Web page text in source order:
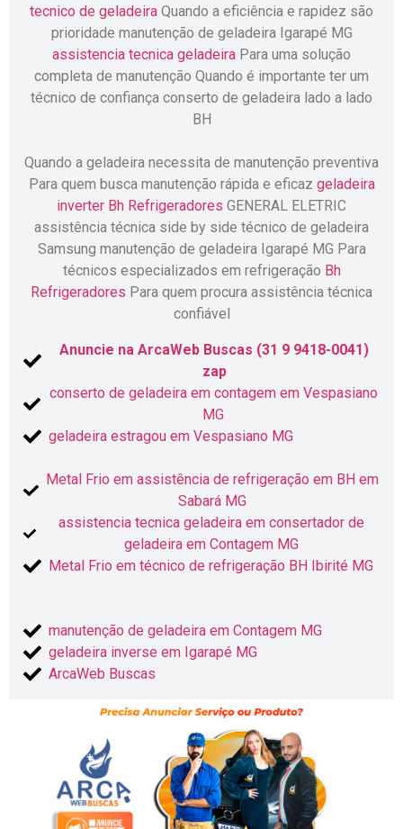
tecnico de geladeira Quando a eficiência e rapidez são
prioridade manutenção de geladeira Igarapé MG
assistencia tecnica geladeira Para uma solução
completa de manutenção Quando é importante ter um
técnico de confiança conserto de geladeira lado a lado
BH
Quando a geladeira necessita de manutenção preventiva
Para quem busca manutenção rápida e eficaz geladeira
inverter Bh Refrigeradores GENERAL ELETRIC
assistência técnica side by side técnico de geladeira
Samsung manutenção de geladeira Igarapé MG Para
técnicos especializados em refrigeração Bh
Refrigeradores Para quem procura assistência técnica
confiável
Anuncie na ArcaWeb Buscas (31 9 9418-0041)
zap
conserto de geladeira em contagem em Vespasiano
MG
geladeira estragou em Vespasiano MG
Metal Frio em assistência de refrigeração em BH em
Sabará MG
assistencia tecnica geladeira em consertador de
geladeira em Contagem MG
Metal Frio em técnico de refrigeração BH Ibirité MG
manutenção de geladeira em Contagem MG
geladeira inverse em Igarapé MG
ArcaWeb Buscas